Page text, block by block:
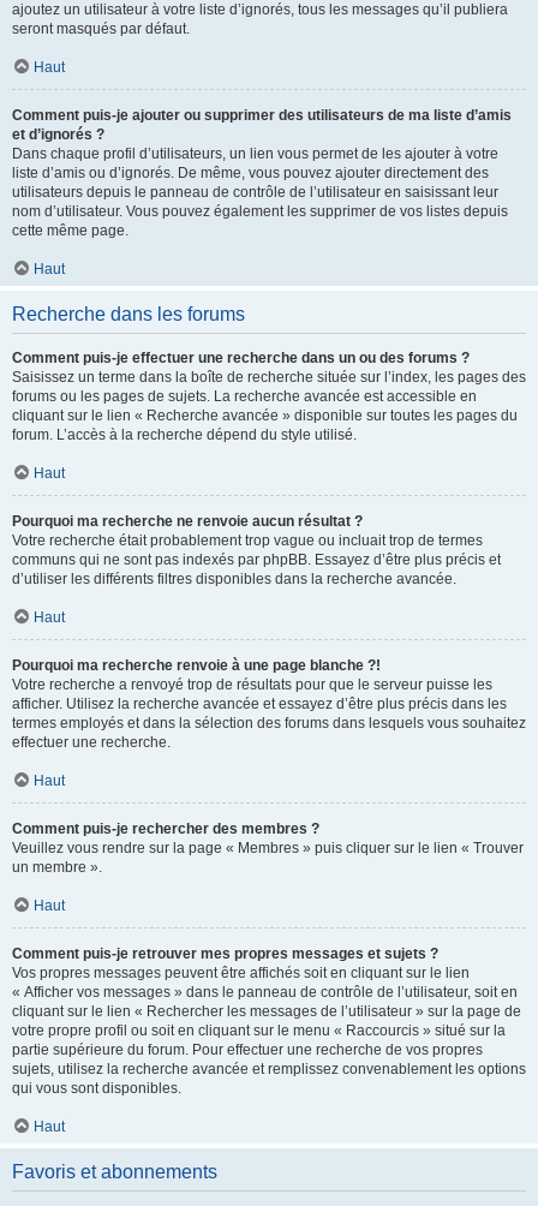
ajoutez un utilisateur à votre liste d’ignorés, tous les messages qu’il publiera
seront masqués par défaut.
Haut
Comment puis-je ajouter ou supprimer des utilisateurs de ma liste d’amis
et d’ignorés ?
Dans chaque profil d’utilisateurs, un lien vous permet de les ajouter à votre
liste d’amis ou d’ignorés. De même, vous pouvez ajouter directement des
utilisateurs depuis le panneau de contrôle de l’utilisateur en saisissant leur
nom d’utilisateur. Vous pouvez également les supprimer de vos listes depuis
cette même page.
Haut
Recherche dans les forums
Comment puis-je effectuer une recherche dans un ou des forums ?
Saisissez un terme dans la boîte de recherche située sur l’index, les pages des
forums ou les pages de sujets. La recherche avancée est accessible en
cliquant sur le lien « Recherche avancée » disponible sur toutes les pages du
forum. L’accès à la recherche dépend du style utilisé.
Haut
Pourquoi ma recherche ne renvoie aucun résultat ?
Votre recherche était probablement trop vague ou incluait trop de termes
communs qui ne sont pas indexés par phpBB. Essayez d’être plus précis et
d’utiliser les différents filtres disponibles dans la recherche avancée.
Haut
Pourquoi ma recherche renvoie à une page blanche ?!
Votre recherche a renvoyé trop de résultats pour que le serveur puisse les
afficher. Utilisez la recherche avancée et essayez d’être plus précis dans les
termes employés et dans la sélection des forums dans lesquels vous souhaitez
effectuer une recherche.
Haut
Comment puis-je rechercher des membres ?
Veuillez vous rendre sur la page « Membres » puis cliquer sur le lien « Trouver
un membre ».
Haut
Comment puis-je retrouver mes propres messages et sujets ?
Vos propres messages peuvent être affichés soit en cliquant sur le lien
« Afficher vos messages » dans le panneau de contrôle de l’utilisateur, soit en
cliquant sur le lien « Rechercher les messages de l’utilisateur » sur la page de
votre propre profil ou soit en cliquant sur le menu « Raccourcis » situé sur la
partie supérieure du forum. Pour effectuer une recherche de vos propres
sujets, utilisez la recherche avancée et remplissez convenablement les options
qui vous sont disponibles.
Haut
Favoris et abonnements